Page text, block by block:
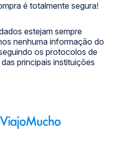
é totalmente segura!
estejam sempre
nenhuma informação do
os protocolos de
principais instituições